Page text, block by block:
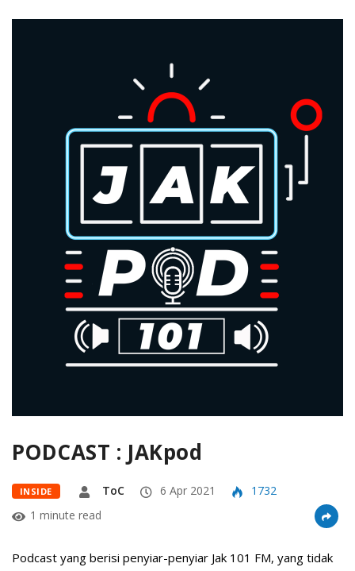
PODCAST : JAKpod
INSIDE ToC 6 Apr 2021
1732
1 minute read
Podcast yang berisi penyiar-penyiar Jak 101 FM, yang tidak